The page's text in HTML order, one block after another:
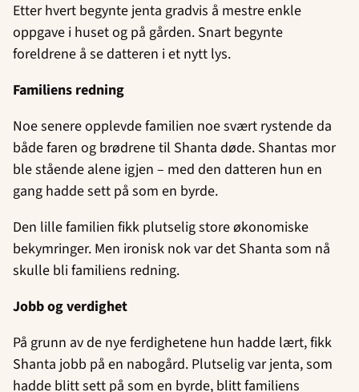
Etter hvert begynte jenta gradvis å mestre enkle
oppgave i huset og på gården. Snart begynte
foreldrene å se datteren i et nytt lys.
Familiens redning
Noe senere opplevde familien noe svært rystende da
både faren og brødrene til Shanta døde. Shantas mor
ble stående alene igjen – med den datteren hun en
gang hadde sett på som en byrde.
Den lille familien fikk plutselig store økonomiske
bekymringer. Men ironisk nok var det Shanta som nå
skulle bli familiens redning.
Jobb og verdighet
På grunn av de nye ferdighetene hun hadde lært, fikk
Shanta jobb på en nabogård. Plutselig var jenta, som
hadde blitt sett på som en byrde, blitt familiens